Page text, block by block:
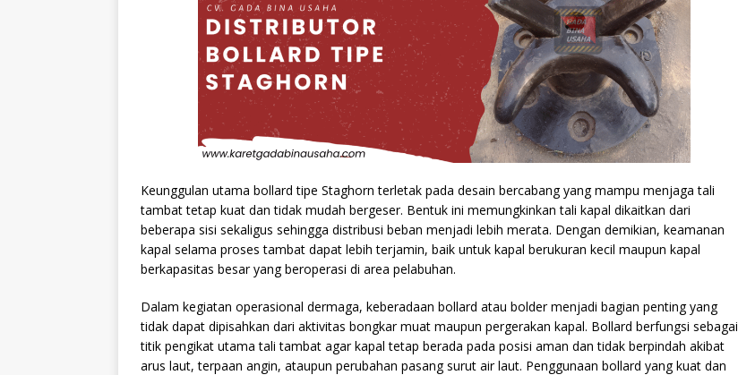
Keunggulan utama bollard tipe Staghorn terletak pada desain bercabang yang mampu menjaga tali
tambat tetap kuat dan tidak mudah bergeser. Bentuk ini memungkinkan tali kapal dikaitkan dari
beberapa sisi sekaligus sehingga distribusi beban menjadi lebih merata. Dengan demikian, keamanan
kapal selama proses tambat dapat lebih terjamin, baik untuk kapal berukuran kecil maupun kapal
berkapasitas besar yang beroperasi di area pelabuhan.
Dalam kegiatan operasional dermaga, keberadaan bollard atau bolder menjadi bagian penting yang
tidak dapat dipisahkan dari aktivitas bongkar muat maupun pergerakan kapal. Bollard berfungsi sebagai
titik pengikat utama tali tambat agar kapal tetap berada pada posisi aman dan tidak berpindah akibat
arus laut, terpaan angin, ataupun perubahan pasang surut air laut. Penggunaan bollard yang kuat dan